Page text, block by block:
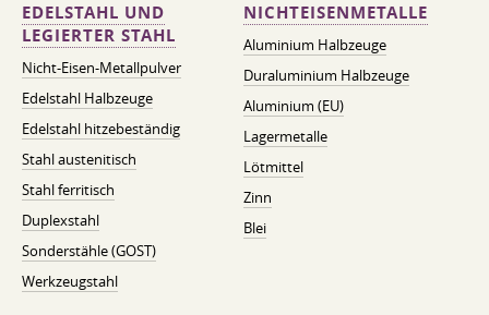
EDELSTAHL UND
LEGIERTER STAHL
Nicht-Eisen-Metallpulver
Edelstahl Halbzeuge
Edelstahl hitzebeständig
Stahl austenitisch
Stahl ferritisch
Duplexstahl
Sonderstähle (GOST)
Werkzeugstahl
NICHTEISENMETALLE
Aluminium Halbzeuge
Duraluminium Halbzeuge
Aluminium (EU)
Lagermetalle
Lötmittel
Zinn
Blei